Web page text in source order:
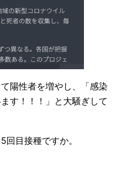
陽性者を増やし、「感染
す！！！」と大騒ぎして
回目接種ですか。